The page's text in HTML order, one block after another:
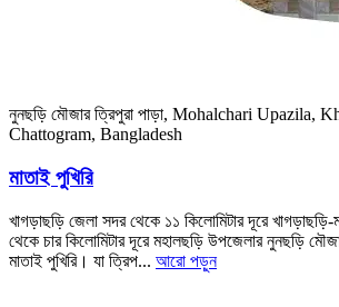
নুনছড়ি মৌজার ত্রিপুরা পাড়া, Mohalchari Upazila,
Chattogram, Bangladesh
মাতাই পুখিরি
খাগড়াছড়ি জেলা সদর থেকে ১১ কিলোমিটার দূরে
থেকে চার কিলোমিটার দূরে মহালছড়ি উপজেলার নুনছড়ি
মাতাই পুখিরি। যা ত্রিপ... আরো পড়ুন